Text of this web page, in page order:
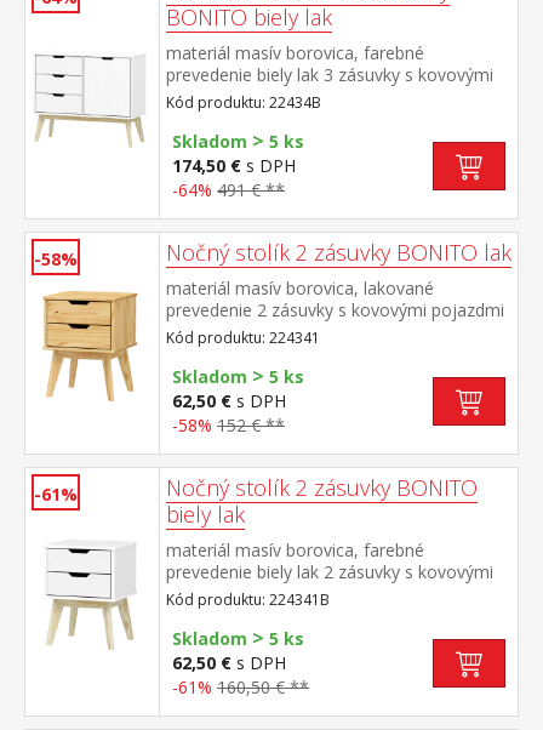
BONITO biely lak
materiál masív borovica, farebné
prevedenie biely lak 3 zásuvky s kovovými
pojazdmi, 1 dvierka, 1 polica
Kód produktu: 22434B
Skladom > 5 ks
174,50 € s DPH
-64% 491 € **
-58% Nočný stolík 2 zásuvky BONITO lak
materiál masív borovica, lakované
prevedenie 2 zásuvky s kovovými pojazdmi
Kód produktu: 224341
Skladom > 5 ks
62,50 € s DPH
-58% 152 € **
-61%
Nočný stolík 2 zásuvky BONITO
biely lak
materiál masív borovica, farebné
prevedenie biely lak 2 zásuvky s kovovými
pojazdmi
Kód produktu: 224341B
Skladom > 5 ks
62,50 € s DPH
-61% 160,50 € **